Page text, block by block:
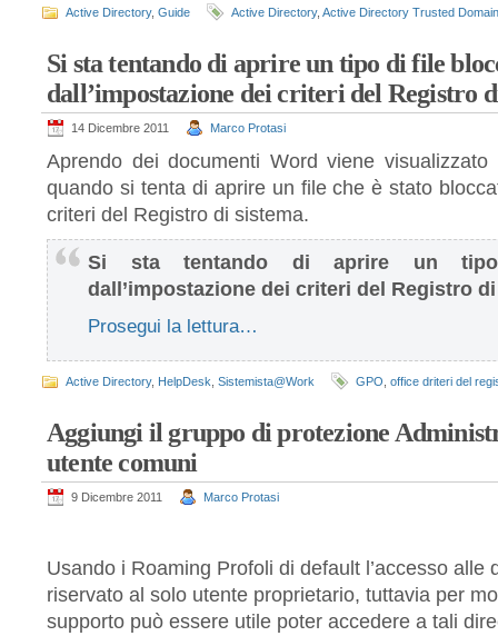
Active Directory, Guide Active Directory, Active Directory Trusted Domain
Si sta tentando di aprire un tipo di file
dall’impostazione dei criteri del Registro
14 Dicembre 2011 Marco Protasi
Aprendo dei documenti Word viene
quando si tenta di aprire un file che è stato
criteri del Registro di sistema.
Si sta tentando di aprire un
dall’impostazione dei criteri del Registro
Prosegui la lettura…
Active Directory, HelpDesk Sistemista@Work GPO office driteri del
Aggiungi il gruppo di protezione
utente comuni
9 Dicembre 2011 Marco Protasi
Usando i Roaming Profoli di default l’accesso alle
riservato al solo utente proprietario, tuttavia per
supporto può essere utile poter accedere a tali